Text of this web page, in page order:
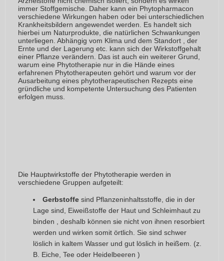
immer Stoffgemische. Daher kann ein Phytopharmacon
verschiedene Wirkungen haben oder bei unterschiedlichen
Krankheitsbildern angewendet werden. Es handelt sich
hierbei um Naturprodukte, die natürlichen Schwankungen
unterliegen. Abhängig vom Klima und dem Standort , der
Ernte und der Lagerung etc. kann sich der Wirkstoffgehalt
einer Pflanze verändern. Das ist auch ein weiterer Grund,
warum eine Phytotherapie nur in die Hände eines
erfahrenen Phytotherapeuten gehört und warum vor der
Ausarbeitung eines phytotherapeutischen Rezepts eine
gründliche und kompetente Untersuchung des Patienten
erfolgen muss.
Die Hauptwirkstoffe der Phytotherapie werden in
verschiedene Gruppen aufgeteilt:
Gerbstoffe sind Pflanzeninhaltsstoffe, die in der
Lage sind, Eiweißstoffe der Haut und Schleimhaut zu
binden , deshalb können sie nicht von ihnen resorbiert
werden und wirken somit örtlich. Sie sind schwer
löslich in kaltem Wasser und gut löslich in heißem. (z.
B. Eiche, Tee oder Heidelbeeren )